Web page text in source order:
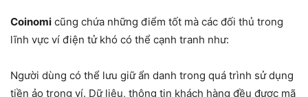
Coinomi cũng chứa những điểm tốt mà các đối thủ trong
lĩnh vực ví điện tử khó có thể cạnh tranh như:
Người dùng có thể lưu giữ ẩn danh trong quá trình sử dụng
tiền ảo trong ví. Dữ liệu, thông tin khách hàng đều được mã